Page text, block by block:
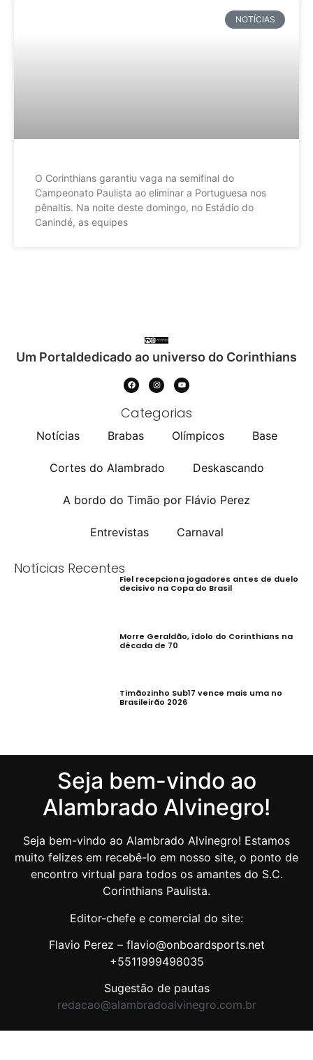
NOTÍCIAS
O Corinthians garantiu vaga na semifinal do
Campeonato Paulista ao eliminar a Portuguesa nos
pênaltis. Na noite deste domingo, no Estádio do
Canindé, as equipes
Um Portaldedicado ao universo do Corinthians
Categorias
Notícias Brabas Olímpicos Base
Cortes do Alambrado Deskascando
A bordo do Timão por Flávio Perez
Entrevistas Carnaval
Notícias Recentes
Fiel recepciona jogadores antes de duelo
decisivo na Copa do Brasil
Morre Geraldão, ídolo do Corinthians na
década de 70
Timãozinho Sub17 vence mais uma no
Brasileirão 2026
Seja bem-vindo ao
Alambrado Alvinegro!
Seja bem-vindo ao Alambrado Alvinegro! Estamos
muito felizes em recebê-lo em nosso site, o ponto de
encontro virtual para todos os amantes do S.C.
Corinthians Paulista.
Editor-chefe e comercial do site:
Flavio Perez – flavio@onboardsports.net
+5511999498035
Sugestão de pautas
redacao@alambradoalvinegro.com.br